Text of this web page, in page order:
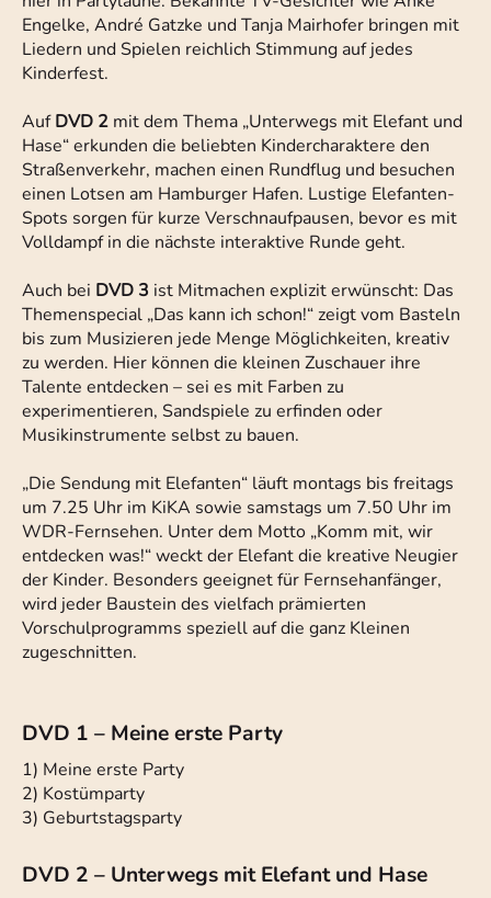
Engelke, André Gatzke und Tanja Mairhofer bringen mit
Liedern und Spielen reichlich Stimmung auf jedes
Kinderfest.
AufDVD 2 mit dem Thema „Unterwegs mit Elefant und
Hase“ erkunden die beliebten Kindercharaktere den
Straßenverkehr, machen einen Rundflug und besuchen
einen Lotsen am Hamburger Hafen. Lustige Elefanten-
Spots sorgen für kurze Verschnaufpausen, bevor es mit
Volldampf in die nächste interaktive Runde geht.
Auch bei DVD 3 ist Mitmachen explizit erwünscht: Das
Themenspecial „Das kann ich schon!“ zeigt vom Basteln
bis zum Musizieren jede Menge Möglichkeiten, kreativ
zu werden. Hier können die kleinen Zuschauer ihre
Talente entdecken – sei es mit Farben zu
experimentieren, Sandspiele zu erfinden oder
Musikinstrumente selbst zu bauen.
„Die Sendung mit Elefanten“ läuft montags bis freitags
um 7.25 Uhr im KiKA sowie samstags um 7.50 Uhr im
WDR-Fernsehen. Unter dem Motto „Komm mit, wir
entdecken was!“ weckt der Elefant die kreative Neugier
der Kinder. Besonders geeignet für Fernsehanfänger,
wird jeder Baustein des vielfach prämierten
Vorschulprogramms speziell auf die ganz Kleinen
zugeschnitten.
DVD 1 – Meine erste Party
1) Meine erste Party
2) Kostümparty
3) Geburtstagsparty
DVD 2 – Unterwegs mit Elefant und Hase